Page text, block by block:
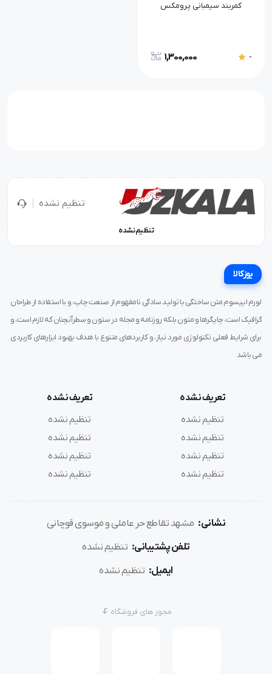
کمربند سیمبانی پرومکس
-
1,300,000
تنظیم نشده
تنظیم نشده
یوزکالا
لورم ایپسوم متن ساختگی با تولید سادگی نامفهوم از صنعت چاپ، و با استفاده از طراحان
گرافیک است، چاپگرها و متون بلکه روزنامه و مجله در ستون و سطرآنچنان که لازم است، و
برای شرایط فعلی تکنولوژی مورد نیاز، و کاربردهای متنوع با هدف بهبود ابزارهای کاربردی
می باشد
تعریف نشده
تنظیم نشده
تنظیم نشده
تنظیم نشده
تنظیم نشده
تعریف نشده
تنظیم نشده
تنظیم نشده
تنظیم نشده
تنظیم نشده
نشانی: مشهد تقاطع حر عاملی و موسوی قوچانی
تلفن پشتیبانی: تنظیم نشده
ایمیل: تنظیم نشده
مجوز های فروشگاه